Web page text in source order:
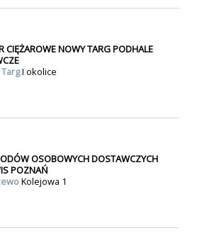
CIĘŻAROWE NOWY TARG PODHALE
I okolice
OSOBOWYCH DOSTAWCZYCH
POZNAŃ
Kolejowa 1